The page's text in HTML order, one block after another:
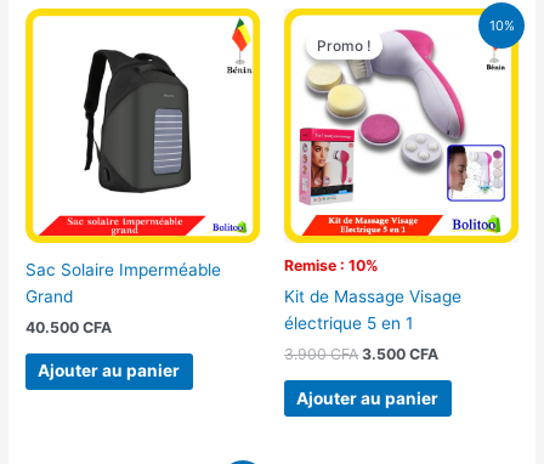
Sac Solaire Imperméable
Grand
40.500CFA
Ajouter au panier
10%
Promo !
Remise : 10%
Promo !
Kit de Massage Visage
électrique 5 en 1
3.900CFA
Le
prix
initial
était :
3.900 CFA.
3.500 CFA
Le
est :
3.500 CFA.
Ajouter au panier